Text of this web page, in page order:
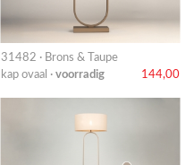
31482 · Brons & Taupe
kap ovaal · voorradig 144,00